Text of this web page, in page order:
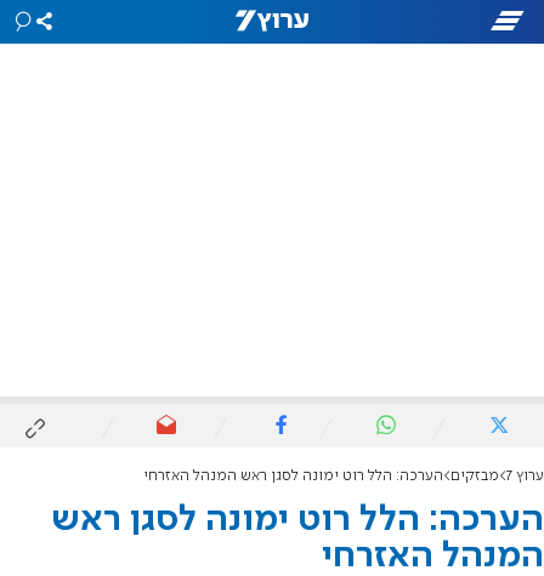
ערוץ 7 מבזקים הערכה: הלל רוט ימונה לסגן ראש המנהל האזרחי
הערכה: הלל רוט ימונה לסגן ראש
המנהל האזרחי